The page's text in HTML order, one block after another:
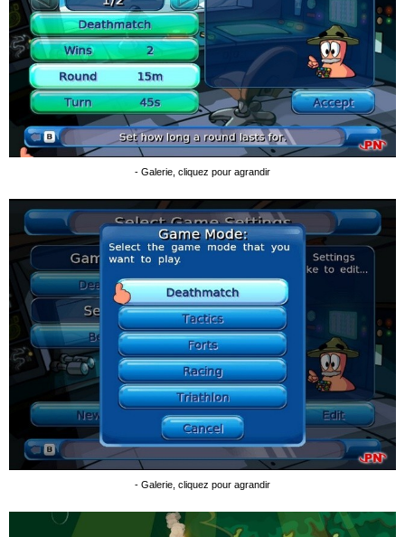
- Galerie, cliquez pour agrandir
- Galerie, cliquez pour agrandir